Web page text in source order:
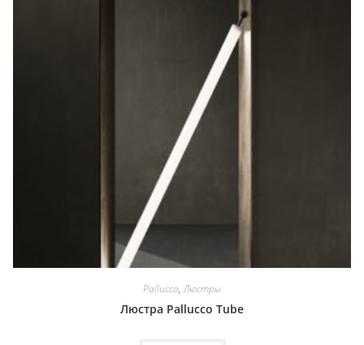
Pallucco,Люстры
Люстра Pallucco Tube